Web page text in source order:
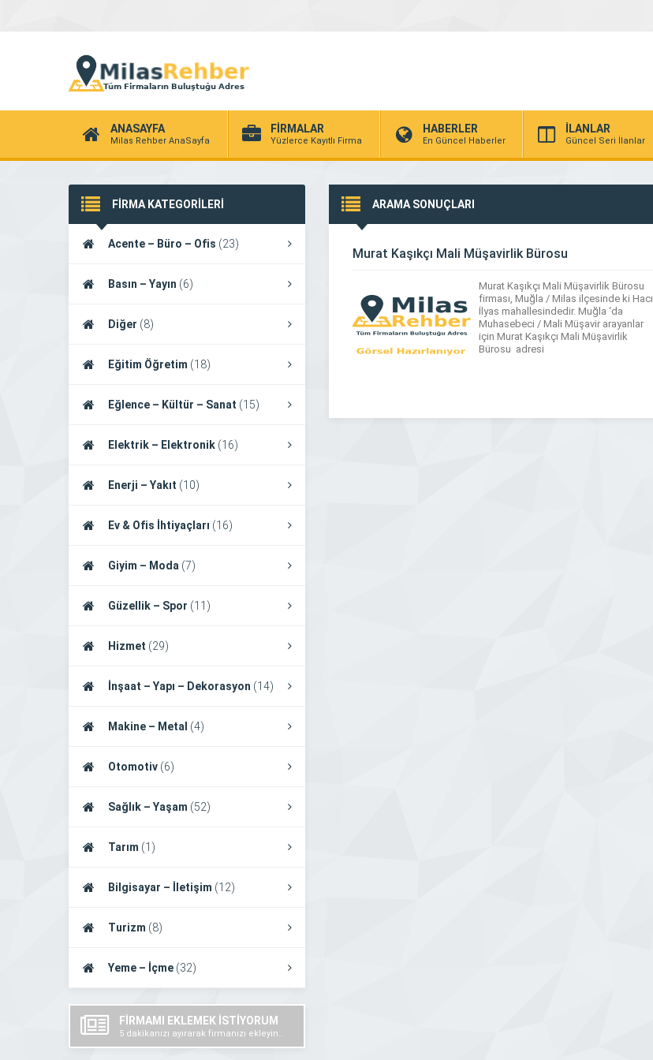
ANASAYFA
Milas Rehber AnaSayfa
FİRMALAR
Yüzlerce Kayıtlı Firma
HABERLER
En Güncel Haberler
İLANLAR
Güncel Seri İlanlar
FİRMA KATEGORİLERİ
Acente – Büro – Ofis (23)
Basın – Yayın (6)
Diğer (8)
Eğitim Öğretim (18)
Eğlence – Kültür – Sanat (15)
Elektrik – Elektronik (16)
Enerji – Yakıt (10)
Ev & Ofis İhtiyaçları (16)
Giyim – Moda (7)
Güzellik – Spor (11)
Hizmet (29)
İnşaat – Yapı – Dekorasyon (14)
Makine – Metal (4)
Otomotiv (6)
Sağlık – Yaşam (52)
Tarım (1)
Bilgisayar – İletişim (12)
Turizm (8)
Yeme – İçme (32)
FİRMAMI EKLEMEK İSTİYORUM
5 dakikanızı ayırarak firmanızı ekleyin..
ARAMA SONUÇLARI
Murat Kaşıkçı Mali Müşavirlik Bürosu
Murat Kaşıkçı Mali Müşavirlik Bürosu
firması, Muğla / Milas ilçesinde ki Hacı
İlyas mahallesindedir. Muğla ‘da
Muhasebeci / Mali Müşavir arayanlar
için Murat Kaşıkçı Mali Müşavirlik
Bürosu adresi